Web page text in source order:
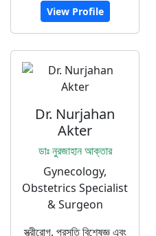
View Profile
Dr. Nurjahan
Akter
ডাঃ নুরজাহান আক্তার
Gynecology,
Obstetrics Specialist
& Surgeon
স্ত্রীরোগ, প্রসূতি বিশেষজ্ঞ এবং